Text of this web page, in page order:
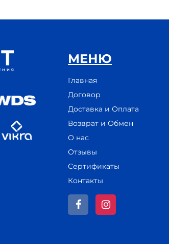
МЕНЮ
Главная
Договор
Доставка и Оплата
Возврат и Обмен
О нас
Отзывы
Сертификаты
Контакты